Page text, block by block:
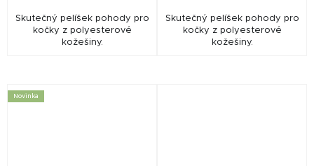
Skutečný pelíšek pohody pro
kočky z polyesterové
kožešiny.
Skutečný pelíšek pohody pro
kočky z polyesterové
kožešiny.
Novinka